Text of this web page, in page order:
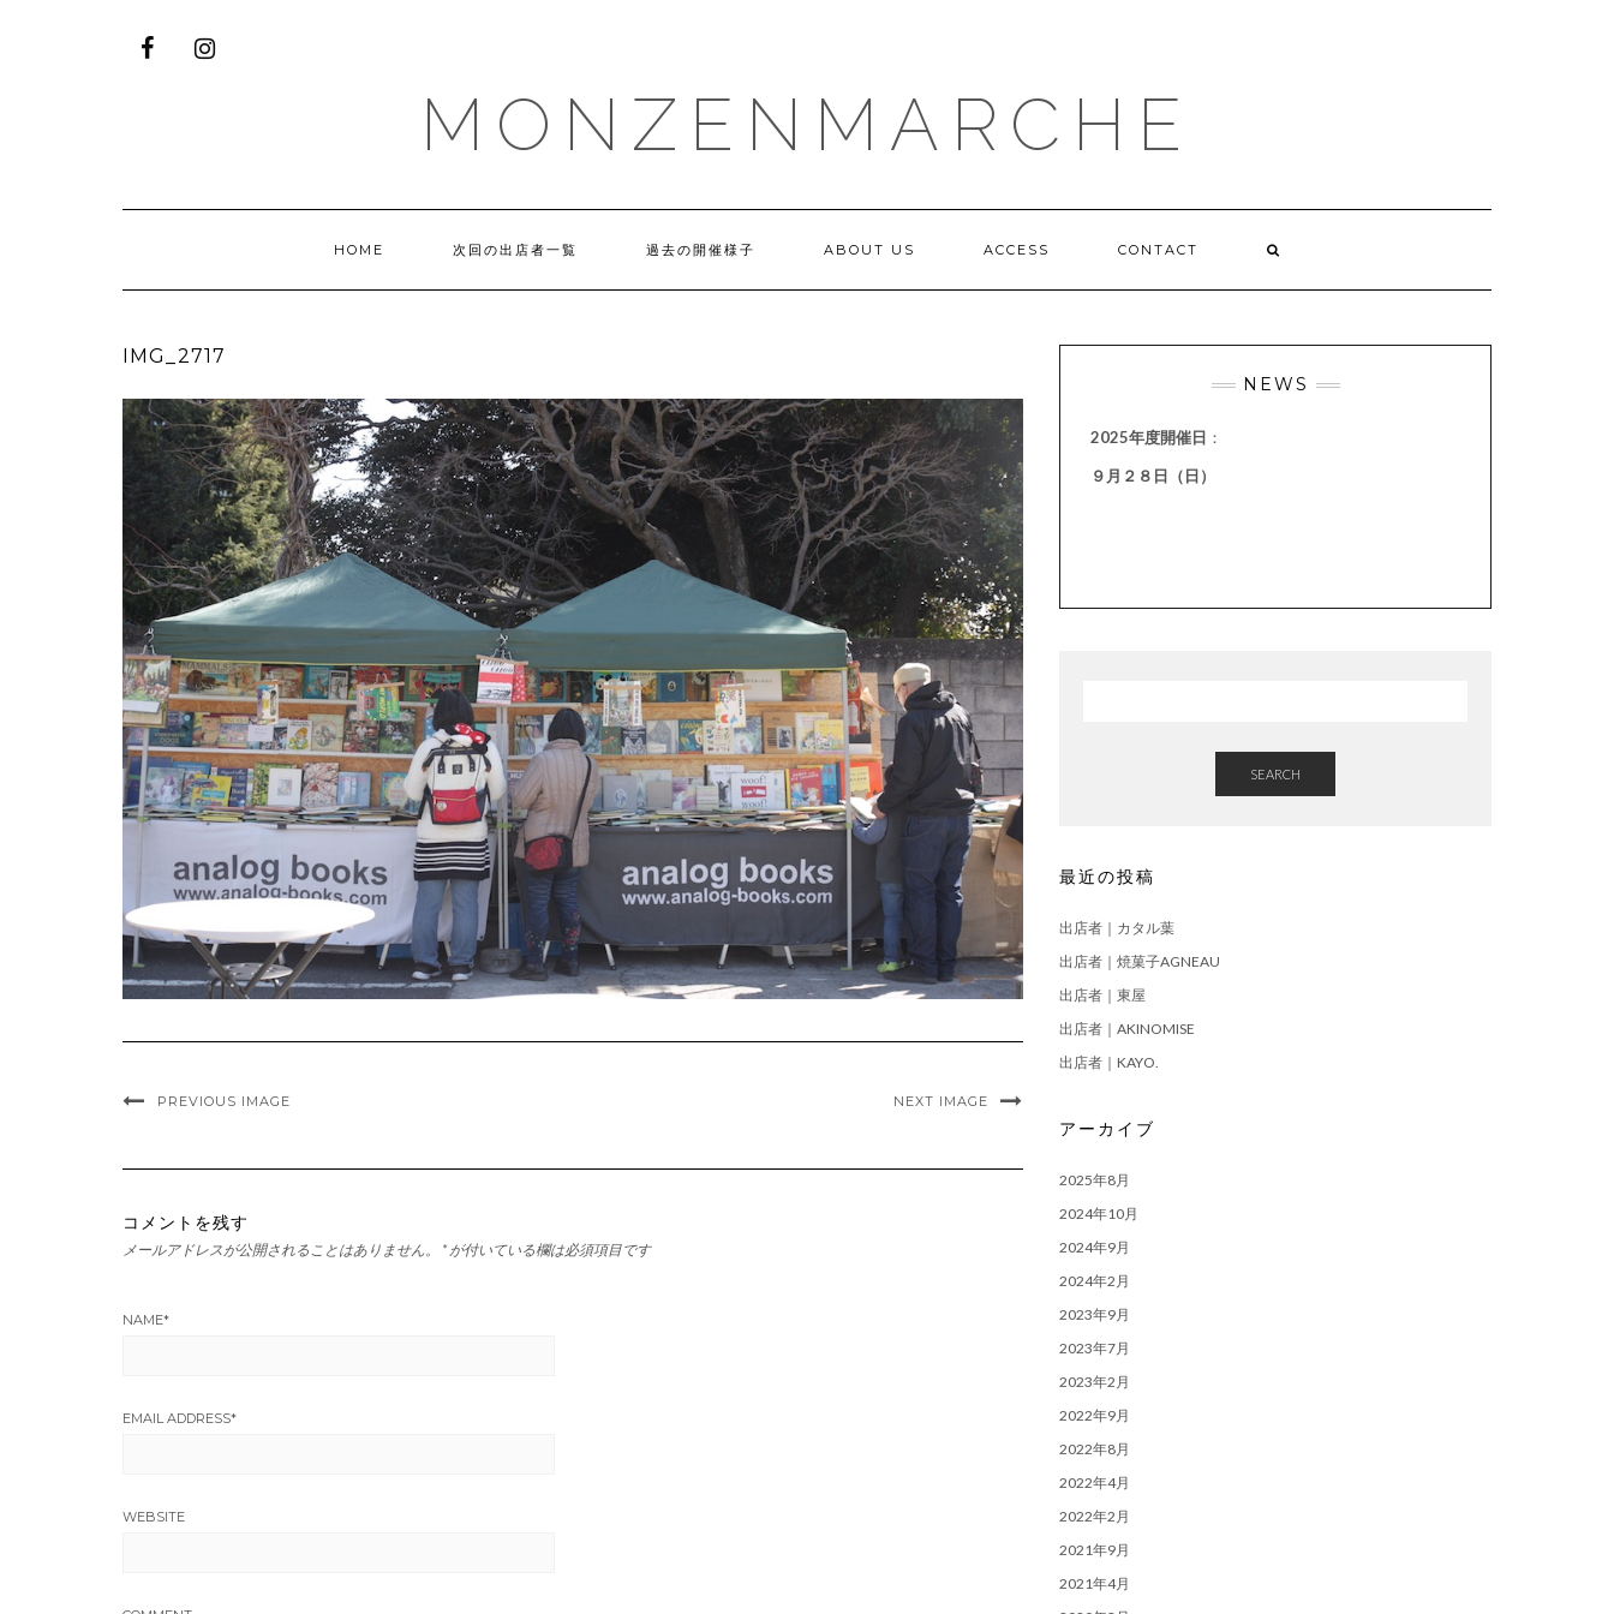
MONZENMARCHE
HOME 次回の出店者一覧 過去の開催様子 ABOUT US ACCESS CONTACT
IMG_2717
PREVIOUS IMAGE NEXT IMAGE
コメントを残す
メールアドレスが公開されることはありません。 * が付いている欄は必須項目です
NAME*
EMAIL ADDRESS*
WEBSITE
NEWS
2025年度開催日 ：
９月２８日（日）
SEARCH
最近の投稿
出店者｜カタル葉
出店者｜焼菓子AGNEAU
出店者｜東屋
出店者｜AKINOMISE
出店者｜KAYO.
アーカイブ
2025年8月
2024年10月
2024年9月
2024年2月
2023年9月
2023年7月
2023年2月
2022年9月
2022年8月
2022年4月
2022年2月
2021年9月
2021年4月